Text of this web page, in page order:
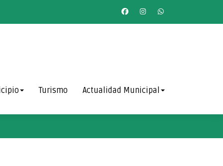
Turismo Actualidad Municipal